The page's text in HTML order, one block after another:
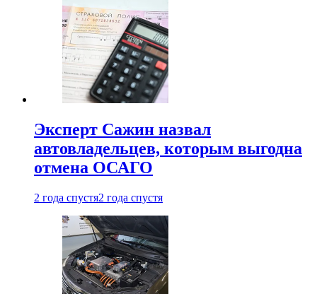
Эксперт Сажин назвал
автовладельцев, которым выгодна
отмена ОСАГО
2 года спустя2 года спустя